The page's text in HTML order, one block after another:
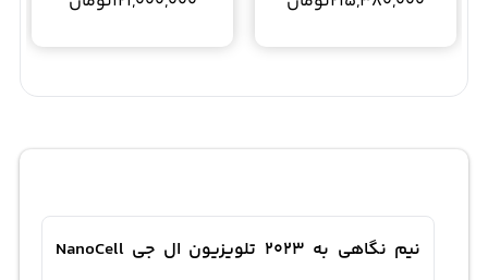
نیم نگاهی به 2023 تلویزیون ال جی NanoCell